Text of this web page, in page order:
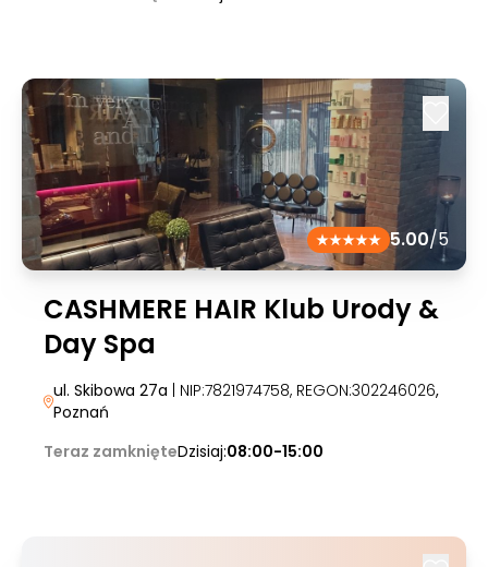
5.00/5
CASHMERE HAIR Klub Urody &
Day Spa
ul. Skibowa 27a | NIP:7821974758, REGON:302246026,
Poznań
Teraz zamknięteDzisiaj:08:00-15:00